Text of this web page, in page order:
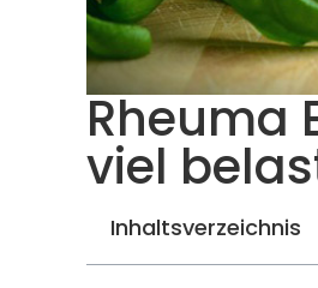
Rheuma
viel
Inhaltsverzeichnis